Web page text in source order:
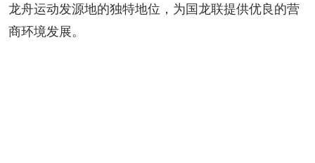
龙舟运动发源地的独特地位，为国龙联提供优良的营
商环境发展。